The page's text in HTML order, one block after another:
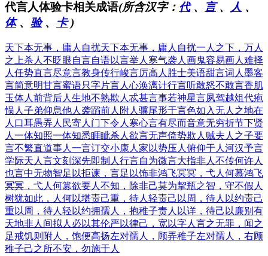
代言人体验卡相关成语(所含汉字： 代、 言、 人 、
体、 验、 卡)
天下本无事，庸人自扰天下本无事，庸人自扰一人之下，万人
之上杀人不眨眼自言自语以言举人 寒气袭人 画鬼容易画人难择
人任势直言尽意言教身传行峻言厉高人胜士美语甜言词人墨客
言简意明甘言蜜语只字片言人心涣漓计行言听敢怒不敢言香肌
玉体人前背后人生地不熟欺人忒甚言事若神星言夙驾越俎代疱
悮人子弟仰息他人 袭蹈前人 附人骥尾形于言色如入无人之地在
人口耳愚弄人民寄人门下令人寒心言有尽而音意无穷折节下贤
人 一体知照一体知悉睚眦杀人 欲言无声倚势欺人 贼夫人之子要
言不繁直道事人 一言订交小康人家 以势压人 俯仰于人 河汉予言
学际天人 言文刻深先即制人 行言自为微言大指非人不传何许人
也言中无物智足以拒谏，言足以饰非鸿飞冥冥，弋人何慕鸿飞
冥冥，弋人何篡欲要人不知，除非己莫为挈瓶之智，守不假人
树犹如此，人何以堪责己重，待人轻责己以周，待人以约责己
重以周，待人轻以约拥孺人，抱稚子责人以详，待己以廉别有
天地非人间拟人必以其伦严以律己，宽以字人 言之无罪，闻之
足戒饥则附人，饱便高扬左对孺人，顾弄稚子左对孺人，右顾
稚子己之所不安，勿施于人